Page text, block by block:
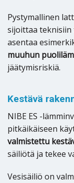
Pystymallinen
sijoittaa teknisiin
asentaa
muuhun
jäätymisriskiä.
Kestävä
NIBE ES -
pitkäikäiseen
valmistettu
säiliötä ja tekee
Vesisäiliö on